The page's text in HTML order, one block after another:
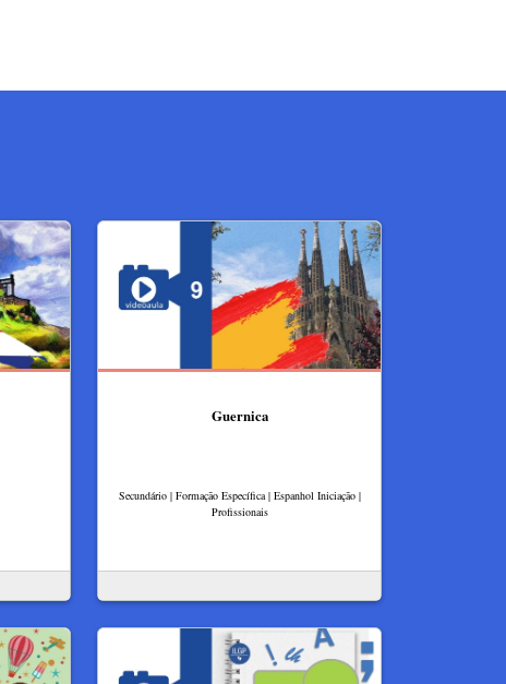
Guernica
Secundário | Formação Específica | Espanhol Iniciação |
Profissionais